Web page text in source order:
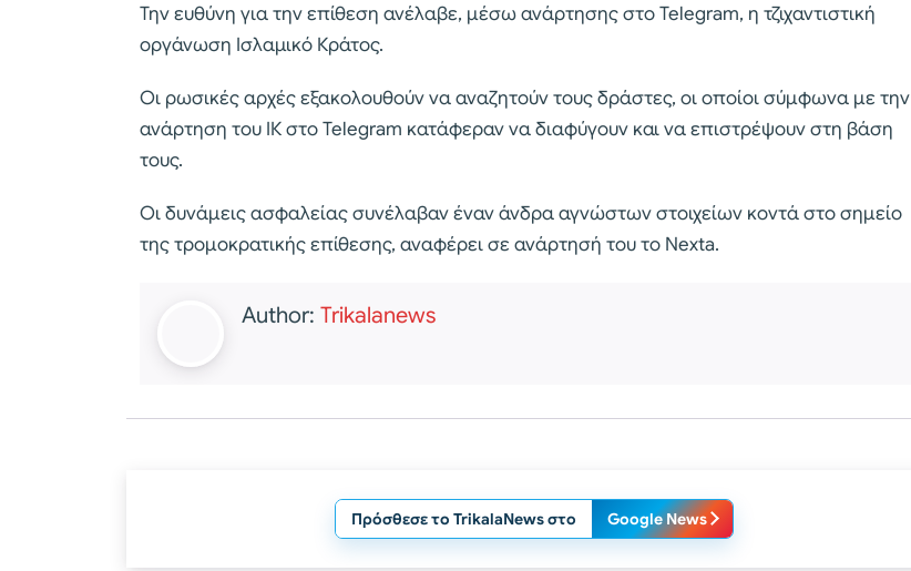
Την ευθύνη για την επίθεση ανέλαβε, μέσω ανάρτησης στο Telegram, η τζιχαντιστική
οργάνωση Ισλαμικό Κράτος.
Οι ρωσικές αρχές εξακολουθούν να αναζητούν τους δράστες, οι οποίοι σύμφωνα με την
ανάρτηση του ΙΚ στο Telegram κατάφεραν να διαφύγουν και να επιστρέψουν στη βάση
τους.
Οι δυνάμεις ασφαλείας συνέλαβαν έναν άνδρα αγνώστων στοιχείων κοντά στο σημείο
της τρομοκρατικής επίθεσης, αναφέρει σε ανάρτησή του το Nexta.
Author: Trikalanews
Πρόσθεσε το TrikalaNews στο Google News